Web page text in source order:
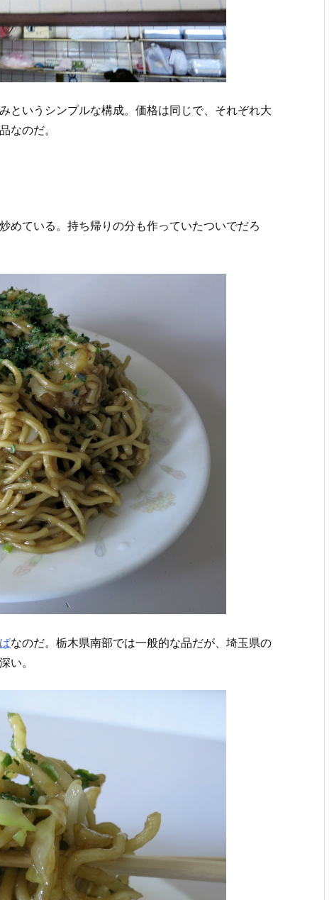
というシンプルな構成。価格は同じで、それぞれ大
なのだ。
めている。持ち帰りの分も作っていたついでだろ
なのだ。栃木県南部では一般的な品だが、埼玉県の
い。